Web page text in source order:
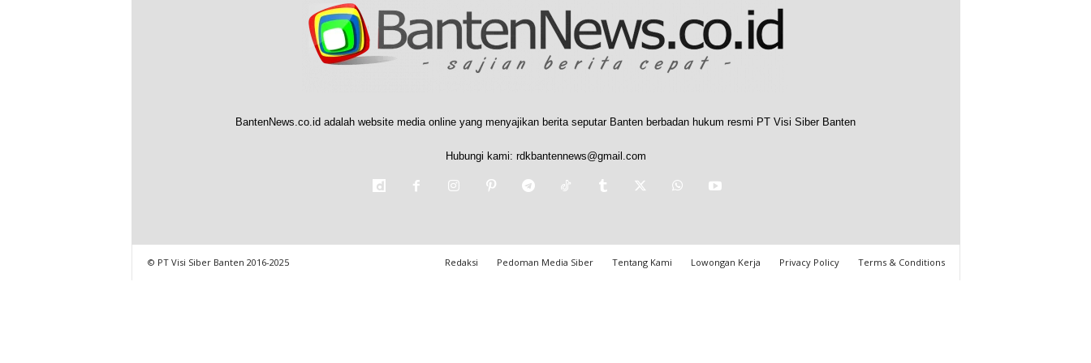
BantenNews.co.id adalah website media online yang menyajikan berita seputar Banten berbadan hukum resmi PT Visi Siber Banten
Hubungi kami: rdkbantennews@gmail.com
Redaksi Pedoman Media Siber Tentang Kami Lowongan Kerja Privacy Policy Terms & Conditions
© PT Visi Siber Banten 2016-2025